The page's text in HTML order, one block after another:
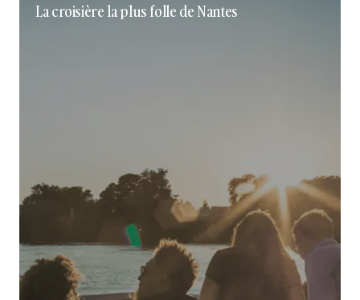
La croisière la plus folle de Nantes